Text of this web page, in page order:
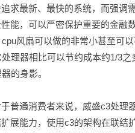
求最新、最快的系统，而强调
能，可以严密保护重要的金融
风扇可以做的非常小甚至可
理器相比可以节约成本约1/3
的身影。
通消费者来说，威盛c3处理
展能力，使用c3的架构在联结